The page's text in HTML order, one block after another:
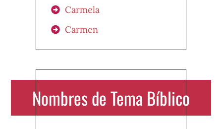
Carmela
Carmen
Nombres de Tema Bíblico